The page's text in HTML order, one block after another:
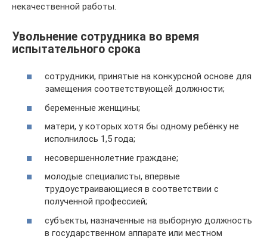
некачественной работы.
Увольнение сотрудника во время
испытательного срока
сотрудники, принятые на конкурсной основе для
замещения соответствующей должности;
беременные женщины;
матери, у которых хотя бы одному ребёнку не
исполнилось 1,5 года;
несовершеннолетние граждане;
молодые специалисты, впервые
трудоустраивающиеся в соответствии с
полученной профессией;
субъекты, назначенные на выборную должность
в государственном аппарате или местном